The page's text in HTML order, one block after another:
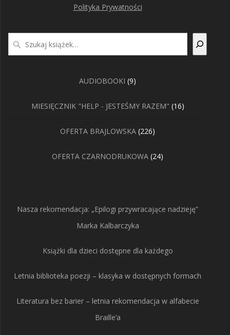
Polityka Prywatności
AUDIOBOOKI 99
MIESIĘCZNIK "HELP - JESTEŚMY RAZEM" 1616
OFERTA BRAJLOWSKA 226226
OFERTA CZARNODRUKOWA 2424
Nasza rekomendacja: „Epilogi przywracające nadzieję”
Marka Kalbarczyka
Książki dla dzieci dostępne dla każdego
Letnia biblioteka poezji – klasyka w dostępnych formach
Literatura bez barier – letnia rekomendacja w alfabecie
Braille’a